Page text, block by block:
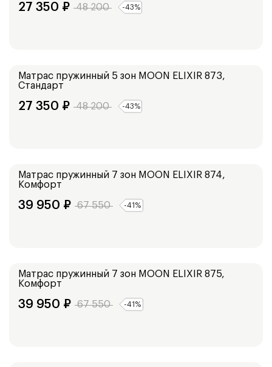
27 350 ₽ 48 200 -43%
Матрас пружинный 5 зон MOON ELIXIR 873,
Стандарт
27 350 ₽ 48 200 -43%
Матрас пружинный 7 зон MOON ELIXIR 874,
Комфорт
39 950 ₽ 67 550 -41 %
Матрас пружинный 7 зон MOON ELIXIR 875,
Комфорт
39 950 ₽ 67 550 -41 %